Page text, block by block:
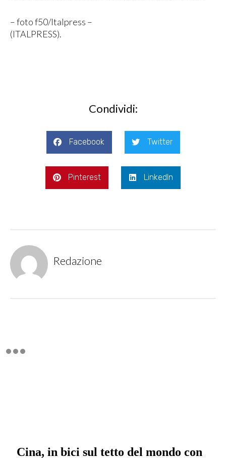
– foto f50/Italpress –
(ITALPRESS).
Condividi:
Facebook Twitter
Pinterest LinkedIn
Redazione
Cina, in bici sul tetto del mondo con